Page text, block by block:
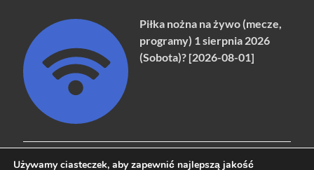
Piłka nożna na żywo (mecze,
programy) 1 sierpnia 2026
(Sobota)? [2026-08-01]
Używamy ciasteczek, aby zapewnić najlepszą jakość